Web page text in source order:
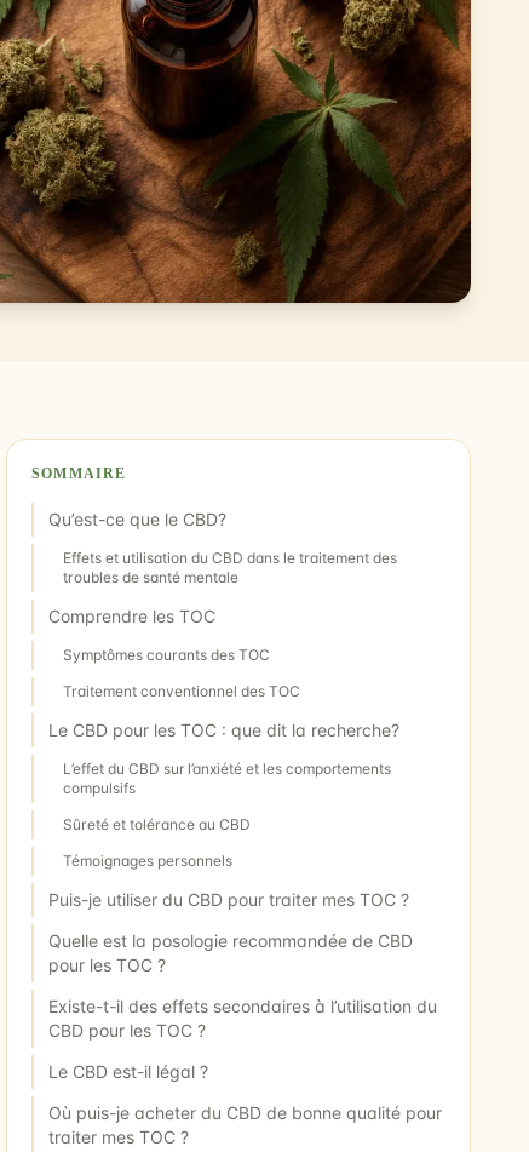
SOMMAIRE
Qu’est-ce que le CBD?
Effets et utilisation du CBD dans le traitement des
troubles de santé mentale
Comprendre les TOC
Symptômes courants des TOC
Traitement conventionnel des TOC
Le CBD pour les TOC : que dit la recherche?
L’effet du CBD sur l’anxiété et les comportements
compulsifs
Sûreté et tolérance au CBD
Témoignages personnels
Puis-je utiliser du CBD pour traiter mes TOC ?
Quelle est la posologie recommandée de CBD
pour les TOC ?
Existe-t-il des effets secondaires à l’utilisation du
CBD pour les TOC ?
Le CBD est-il légal ?
Où puis-je acheter du CBD de bonne qualité pour
traiter mes TOC ?